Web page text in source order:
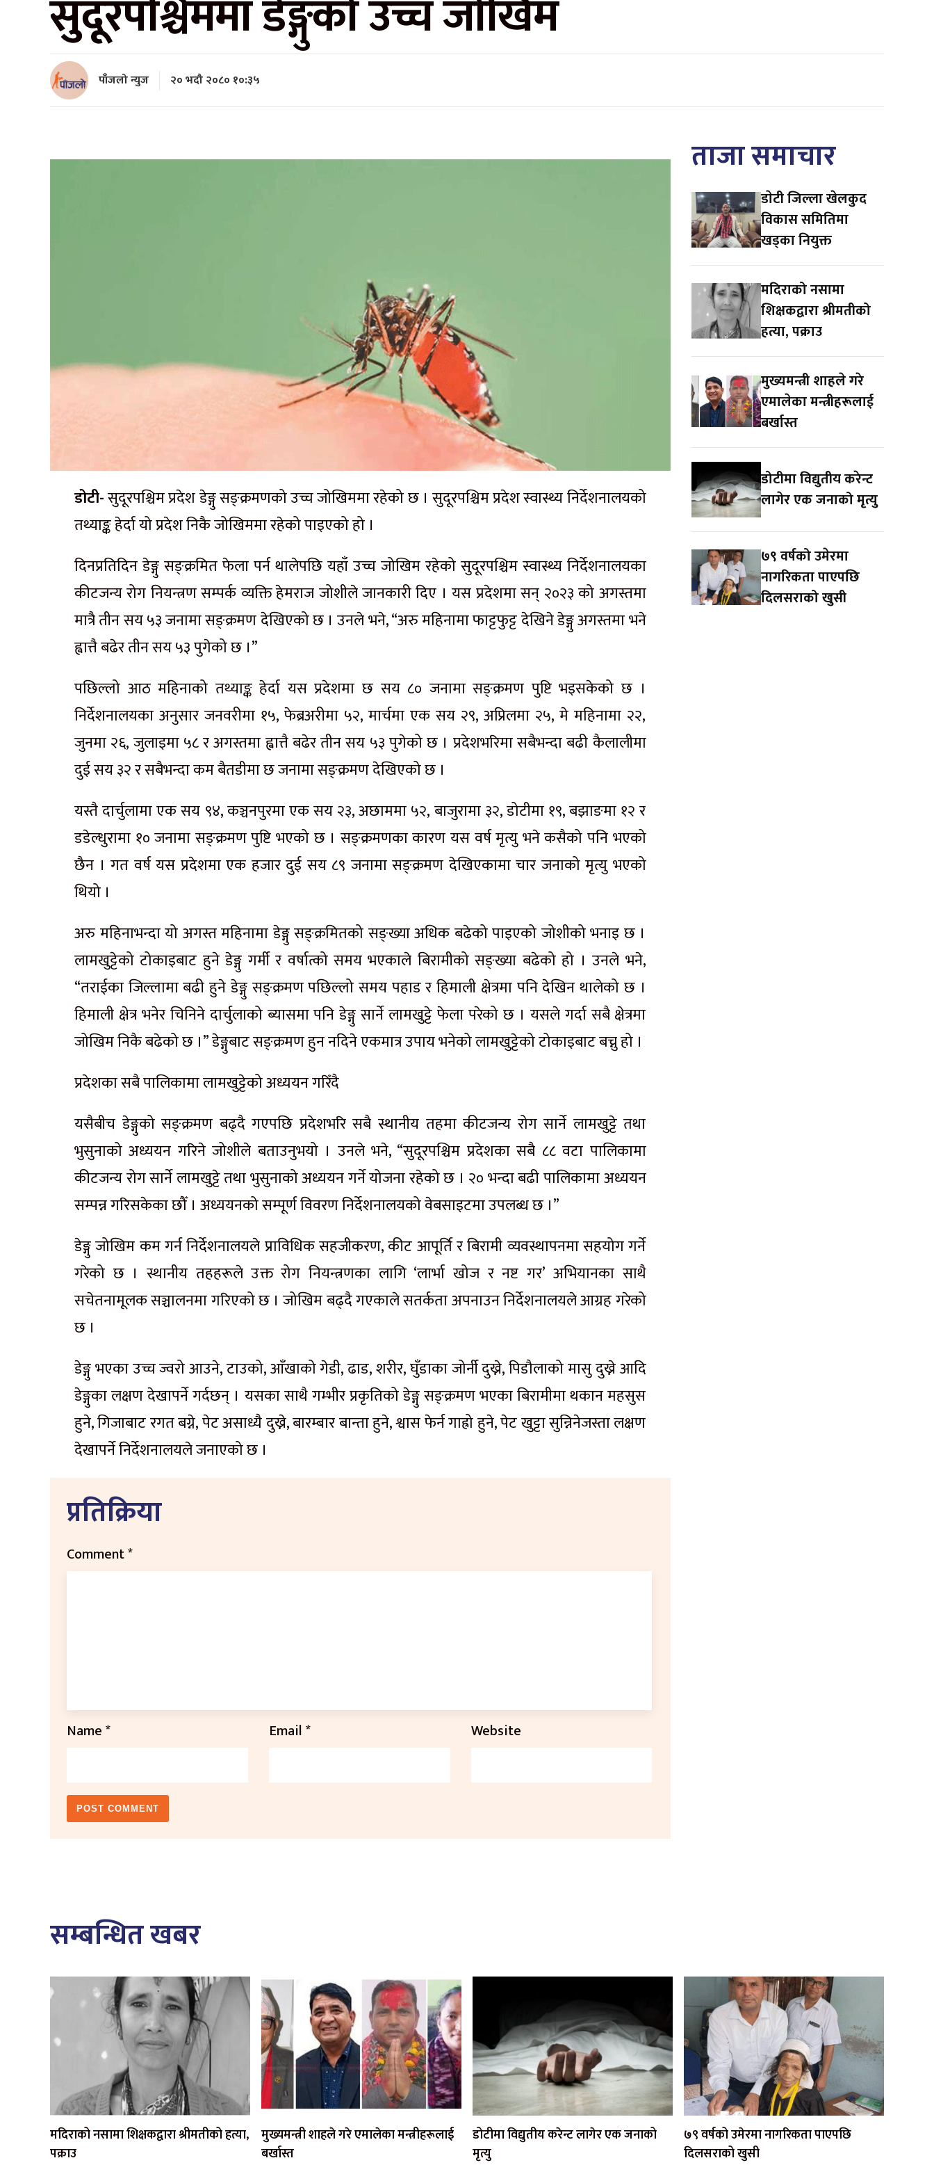
सुदूरपश्चिममा डेङ्गुको उच्च जोखिम
पाँजलो न्युज २० भदौ २०८० १०:३५
डोटी-सुदूरपश्चिम प्रदेश डेङ्गु सङ्क्रमणको उच्च जोखिममा रहेको छ । सुदूरपश्चिम प्रदेश स्वास्थ्य निर्देशनालयको
तथ्याङ्क हेर्दा यो प्रदेश निकै जोखिममा रहेको पाइएको हो ।
दिनप्रतिदिन डेङ्गु सङ्क्रमित फेला पर्न थालेपछि यहाँ उच्च जोखिम रहेको सुदूरपश्चिम स्वास्थ्य निर्देशनालयका
कीटजन्य रोग नियन्त्रण सम्पर्क व्यक्ति हेमराज जोशीले जानकारी दिए । यस प्रदेशमा सन् २०२३ को अगस्तमा
मात्रै तीन सय ५३ जनामा सङ्क्रमण देखिएको छ । उनले भने, “अरु महिनामा फाट्टफुट्ट देखिने डेङ्गु अगस्तमा भने
ह्वात्तै बढेर तीन सय ५३ पुगेको छ ।”
पछिल्लो आठ महिनाको तथ्याङ्क हेर्दा यस प्रदेशमा छ सय ८० जनामा सङ्क्रमण पुष्टि भइसकेको छ ।
निर्देशनालयका अनुसार जनवरीमा १५, फेब्रअरीमा ५२, मार्चमा एक सय २९, अप्रिलमा २५, मे महिनामा २२,
जुनमा २६, जुलाइमा ५८ र अगस्तमा ह्वात्तै बढेर तीन सय ५३ पुगेको छ । प्रदेशभरिमा सबैभन्दा बढी कैलालीमा
दुई सय ३२ र सबैभन्दा कम बैतडीमा छ जनामा सङ्क्रमण देखिएको छ ।
यस्तै दार्चुलामा एक सय ९४, कञ्चनपुरमा एक सय २३, अछाममा ५२, बाजुरामा ३२, डोटीमा १९, बझाङमा १२ र
डडेल्धुरामा १० जनामा सङ्क्रमण पुष्टि भएको छ । सङ्क्रमणका कारण यस वर्ष मृत्यु भने कसैको पनि भएको
छैन । गत वर्ष यस प्रदेशमा एक हजार दुई सय ८९ जनामा सङ्क्रमण देखिएकामा चार जनाको मृत्यु भएको
थियो ।
अरु महिनाभन्दा यो अगस्त महिनामा डेङ्गु सङ्क्रमितको सङ्ख्या अधिक बढेको पाइएको जोशीको भनाइ छ ।
लामखुट्टेको टोकाइबाट हुने डेङ्गु गर्मी र वर्षात्को समय भएकाले बिरामीको सङ्ख्या बढेको हो । उनले भने,
“तराईका जिल्लामा बढी हुने डेङ्गु सङ्क्रमण पछिल्लो समय पहाड र हिमाली क्षेत्रमा पनि देखिन थालेको छ ।
हिमाली क्षेत्र भनेर चिनिने दार्चुलाको ब्यासमा पनि डेङ्गु सार्ने लामखुट्टे फेला परेको छ । यसले गर्दा सबै क्षेत्रमा
जोखिम निकै बढेको छ ।” डेङ्गुबाट सङ्क्रमण हुन नदिने एकमात्र उपाय भनेको लामखुट्टेको टोकाइबाट बच्नु हो ।
प्रदेशका सबै पालिकामा लामखुट्टेको अध्ययन गरिँदै
यसैबीच डेङ्गुको सङ्क्रमण बढ्दै गएपछि प्रदेशभरि सबै स्थानीय तहमा कीटजन्य रोग सार्ने लामखुट्टे तथा
भुसुनाको अध्ययन गरिने जोशीले बताउनुभयो । उनले भने, “सुदूरपश्चिम प्रदेशका सबै ८८ वटा पालिकामा
कीटजन्य रोग सार्ने लामखुट्टे तथा भुसुनाको अध्ययन गर्ने योजना रहेको छ । २० भन्दा बढी पालिकामा अध्ययन
सम्पन्न गरिसकेका छौँ । अध्ययनको सम्पूर्ण विवरण निर्देशनालयको वेबसाइटमा उपलब्ध छ ।”
डेङ्गु जोखिम कम गर्न निर्देशनालयले प्राविधिक सहजीकरण, कीट आपूर्ति र बिरामी व्यवस्थापनमा सहयोग गर्ने
गरेको छ । स्थानीय तहहरूले उक्त रोग नियन्त्रणका लागि ‘लार्भा खोज र नष्ट गर’ अभियानका साथै
सचेतनामूलक सञ्चालनमा गरिएको छ । जोखिम बढ्दै गएकाले सतर्कता अपनाउन निर्देशनालयले आग्रह गरेको
छ ।
डेङ्गु भएका उच्च ज्वरो आउने, टाउको, आँखाको गेडी, ढाड, शरीर, घुँडाका जोर्नी दुख्ने, पिडौलाको मासु दुख्ने आदि
डेङ्गुका लक्षण देखापर्ने गर्दछन् । यसका साथै गम्भीर प्रकृतिको डेङ्गु सङ्क्रमण भएका बिरामीमा थकान महसुस
हुने, गिजाबाट रगत बग्ने, पेट असाध्यै दुख्ने, बारम्बार बान्ता हुने, श्वास फेर्न गाह्रो हुने, पेट खुट्टा सुन्निनेजस्ता लक्षण
देखापर्ने निर्देशनालयले जनाएको छ ।
प्रतिक्रिया
Comment*
Name* Email* Website
ताजा समाचार
डाेटी जिल्ला खेलकुद
विकास समितिमा
खड्का नियुक्त
मदिराको नसामा
शिक्षकद्वारा श्रीमतीको
हत्या, पक्राउ
मुख्यमन्त्री शाहले गरे
एमालेका मन्त्रीहरूलाई
बर्खास्त
डोटीमा विद्युतीय करेन्ट
लागेर एक जनाको मृत्यु
७९ वर्षको उमेरमा
नागरिकता पाएपछि
दिलसराको खुसी
सम्बन्धित खबर
मदिराको नसामा शिक्षकद्वारा श्रीमतीको हत्या,
पक्राउ
मुख्यमन्त्री शाहले गरे एमालेका मन्त्रीहरूलाई
बर्खास्त
डोटीमा विद्युतीय करेन्ट लागेर एक जनाको
मृत्यु
७९ वर्षको उमेरमा नागरिकता पाएपछि
दिलसराको खुसी